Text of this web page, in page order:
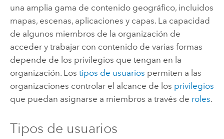
una amplia gama de contenido geográfico, incluidos
mapas, escenas, aplicaciones y capas. La capacidad
de algunos miembros de la organización de
acceder y trabajar con contenido de varias formas
depende de los privilegios que tengan en la
organización. Los tipos de usuarios permiten a las
organizaciones controlar el alcance de los privilegios
que puedan asignarse a miembros a través de roles.
Tipos de usuarios